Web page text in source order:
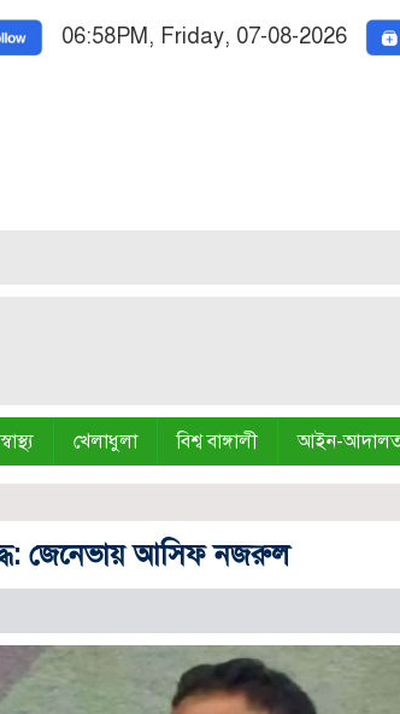
06:58PM, Friday, 07-08-2026
স্বাস্থ্য খেলাধুলা বিশ্ব বাঙ্গালী আইন-
জেনেভায় আসিফ নজরুল